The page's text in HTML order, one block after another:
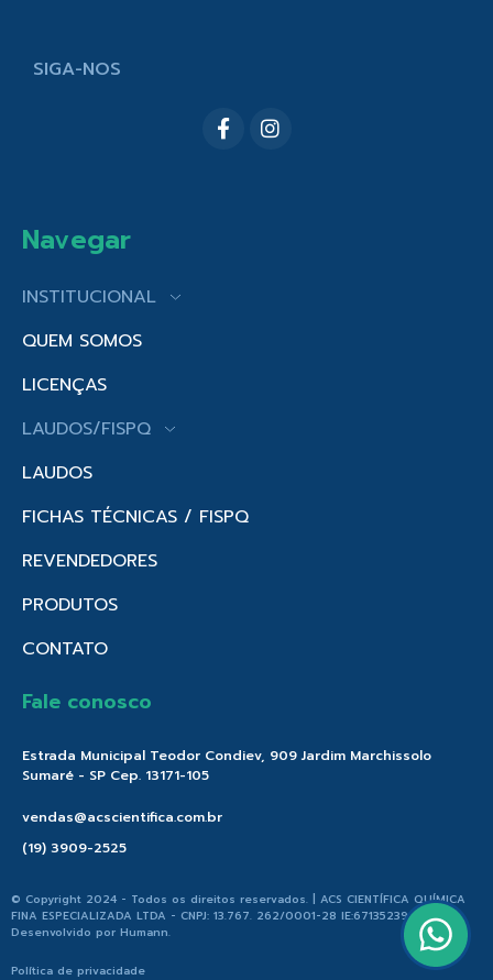
SIGA-NOS
Navegar
INSTITUCIONAL
QUEM SOMOS
LICENÇAS
LAUDOS/FISPQ
LAUDOS
FICHAS TÉCNICAS / FISPQ
REVENDEDORES
PRODUTOS
CONTATO
Fale conosco
Estrada Municipal Teodor Condiev, 909 Jardim Marchissolo
Sumaré - SP Cep. 13171-105
vendas@acscientifica.com.br
(19) 3909-2525
© Copyright 2024 - Todos os direitos reservados. | ACS CIENTÍFICA QUÍMICA
FINA ESPECIALIZADA LTDA - CNPJ: 13.767. 262/0001-28 IE:671352396.176 |
Desenvolvido por Humann.
Política de privacidade